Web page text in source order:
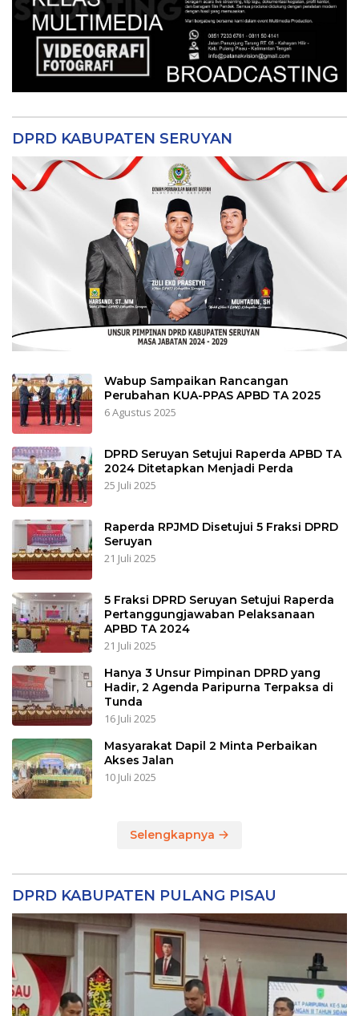
DPRD KABUPATEN SERUYAN
Wabup Sampaikan Rancangan
Perubahan KUA-PPAS APBD TA 2025
6 Agustus 2025
DPRD Seruyan Setujui Raperda APBD TA
2024 Ditetapkan Menjadi Perda
25 Juli 2025
Raperda RPJMD Disetujui 5 Fraksi DPRD
Seruyan
21 Juli 2025
5 Fraksi DPRD Seruyan Setujui Raperda
Pertanggungjawaban Pelaksanaan
APBD TA 2024
21 Juli 2025
Hanya 3 Unsur Pimpinan DPRD yang
Hadir, 2 Agenda Paripurna Terpaksa di
Tunda
16 Juli 2025
Masyarakat Dapil 2 Minta Perbaikan
Akses Jalan
10 Juli 2025
Selengkapnya
DPRD KABUPATEN PULANG PISAU